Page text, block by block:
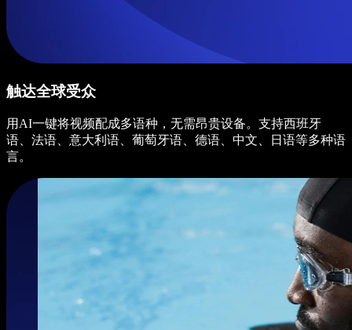
触达全球受众
用AI一键将视频配成多语种，无需昂贵设备。支持西班牙
语、法语、意大利语、葡萄牙语、德语、中文、日语等多种语
言。